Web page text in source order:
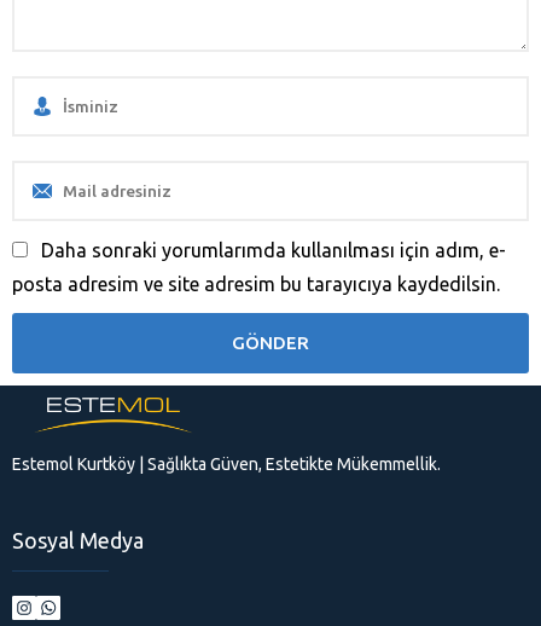
Daha sonraki yorumlarımda kullanılması için adım, e-
posta adresim ve site adresim bu tarayıcıya kaydedilsin.
Estemol Kurtköy | Sağlıkta Güven, Estetikte Mükemmellik.
Sosyal Medya